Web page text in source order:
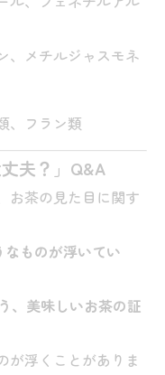
、メチルジャスモネ
、フラン類
夫？」Q&A
お茶の見た目に関す
ものが浮いてい
、美味しいお茶の証
が浮くことがありま